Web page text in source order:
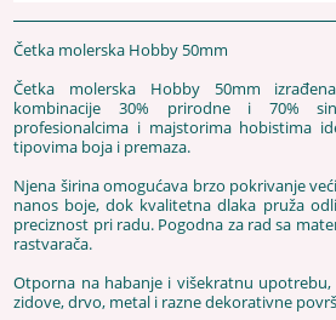
Četka molerska Hobby 50mm
Četka molerska Hobby 50mm
kombinacije 30% prirodne i 70%
profesionalcima i majstorima hobistima
tipovima boja i premaza.
Njena širina omogućava brzo pokrivanje
nanos boje, dok kvalitetna dlaka pruža
preciznost pri radu. Pogodna za rad sa
rastvarača.
Otporna na habanje i višekratnu
zidove, drvo, metal i razne dekorativne